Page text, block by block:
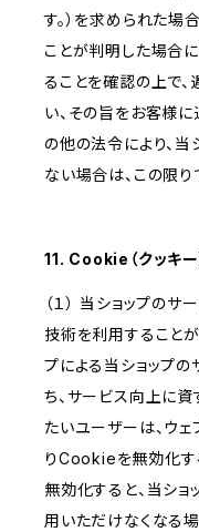
す。）を求められた場
ことが判明した場合
ることを確認の上で
い、その旨をお客様
の他の法令により、
ない場合は、この限り
11. Cookie（クッキ
（１） 当ショップの
技術を利用することが
プによる当ショップ
ち、サービス向上に
たいユーザーは、ウ
りCookieを無効化す
無効化すると、当シ
用いただけなくなる場